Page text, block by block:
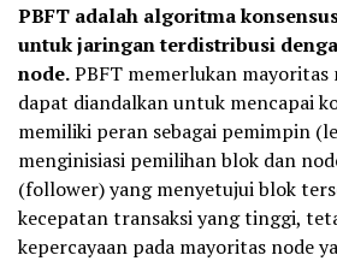
PBFT adalah algoritma
untuk jaringan terdistribusi
node.PBFT memerlukan mayoritas
dapat diandalkan untuk mencapai
memiliki peran sebagai pemimpin
menginisiasi pemilihan blok dan
(follower) yang menyetujui blok
kecepatan transaksi yang tinggi,
kepercayaan pada mayoritas node